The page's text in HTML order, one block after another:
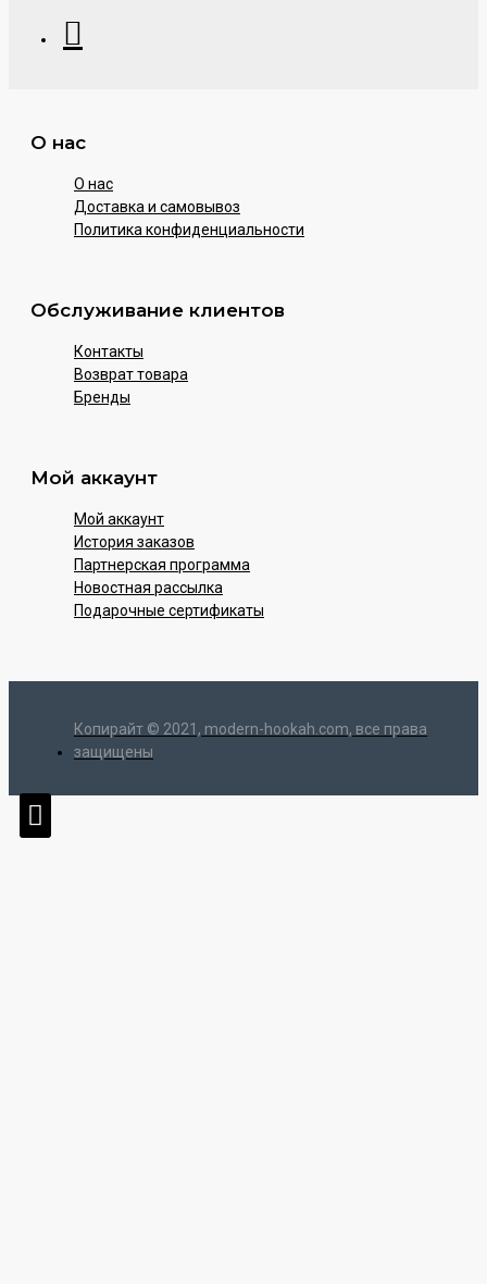
О нас
О нас
Доставка и самовывоз
Политика конфиденциальности
Обслуживание клиентов
Контакты
Возврат товара
Бренды
Мой аккаунт
Мой аккаунт
История заказов
Партнерская программа
Новостная рассылка
Подарочные сертификаты
Копирайт © 2021, modern-hookah.com, все права
защищены